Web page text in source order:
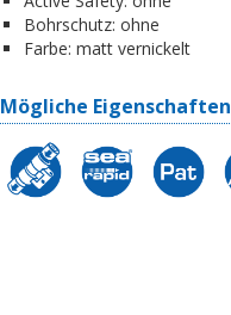
Bohrschutz: ohne
Farbe: matt vernickelt
Mögliche Eigenschaften